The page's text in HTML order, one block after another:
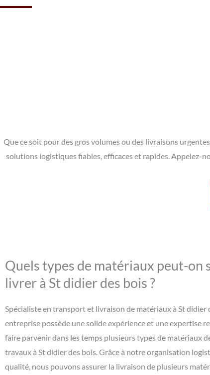
Que ce soit pour des gros volumes ou des livraisons
solutions logistiques fiables, efficaces et rapides. Appelez-
Quels types de matériaux peut-on
livrer à St didier des bois ?
Spécialiste en transport et livraison de matériaux à St didier
entreprise possède une solide expérience et une expertise
faire parvenir dans les temps plusieurs types de matériaux
travaux à St didier des bois. Grâce à notre organisation
qualité, nous pouvons assurer la livraison de plusieurs